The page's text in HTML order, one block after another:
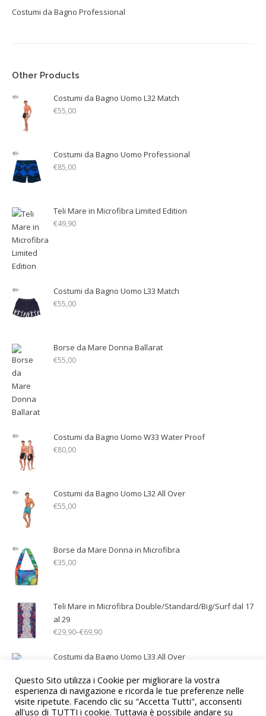
Costumi da Bagno Professional
Other Products
Costumi da Bagno Uomo L32 Match
€55,00
Costumi da Bagno Uomo Professional
€85,00
Teli Mare in Microfibra Limited Edition
€49,90
Costumi da Bagno Uomo L33 Match
€55,00
Borse da Mare Donna Ballarat
€55,00
Costumi da Bagno Uomo W33 Water Proof
€80,00
Costumi da Bagno Uomo L32 All Over
€55,00
Borse da Mare Donna in Microfibra
€35,00
Teli Mare in Microfibra Double/Standard/Big/Surf dal 17
al 29
€29,90–€69,90
Costumi da Bagno Uomo L33 All Over
Questo Sito utilizza i Cookie per migliorare la vostra
esperienza di navigazione e ricorda le tue preferenze nelle
visite ripetute. Facendo clic su "Accetta Tutti", acconsenti
all'uso di TUTTI i cookie. Tuttavia è possibile andare su